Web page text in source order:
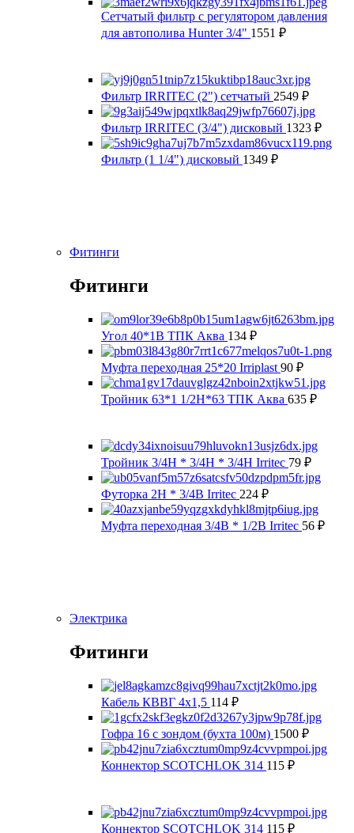
Сетчатый фильтр с регулятором давления
для автополива Hunter 3/4" 1551 ₽
Фильтр IRRITEC (2") сетчатый 2549 ₽
Фильтр IRRITEC (3/4") дисковый 1323 ₽
Фильтр (1 1/4") дисковый 1349 ₽
Фитинги
Фитинги
Угол 40*1В ТПК Аква 134 ₽
Муфта переходная 25*20 Irriplast 90 ₽
Тройник 63*1 1/2Н*63 ТПК Аква 635 ₽
Тройник 3/4Н * 3/4Н * 3/4Н Irritec 79 ₽
Футорка 2Н * 3/4В Irritec 224 ₽
Муфта переходная 3/4В * 1/2В Irritec 56 ₽
Электрика
Фитинги
Кабель КВВГ 4х1,5 114 ₽
Гофра 16 с зондом (бухта 100м) 1500 ₽
Коннектор SCOTCHLOK 314 115 ₽
Коннектор SCOTCHLOK 314 115 ₽